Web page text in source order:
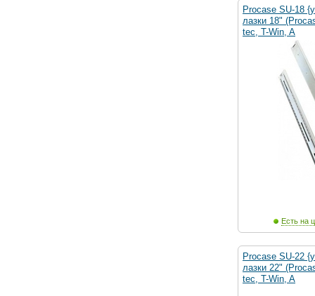
Procase SU-18
лазки 18"
tec, T-Win, A
Есть на
Procase SU-22
лазки 22"
tec, T-Win, A